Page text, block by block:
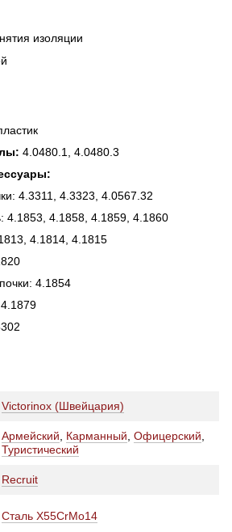
изоляции
4.0480.1, 4.0480.3
4.3311, 4.3323, 4.0567.32
4.1853, 4.1858, 4.1859, 4.1860
4.1814, 4.1815
4.1854
Victorinox (Швейцария)
Армейский Карманный Офицерский
Туристический
Recruit
Сталь X55CrMo14